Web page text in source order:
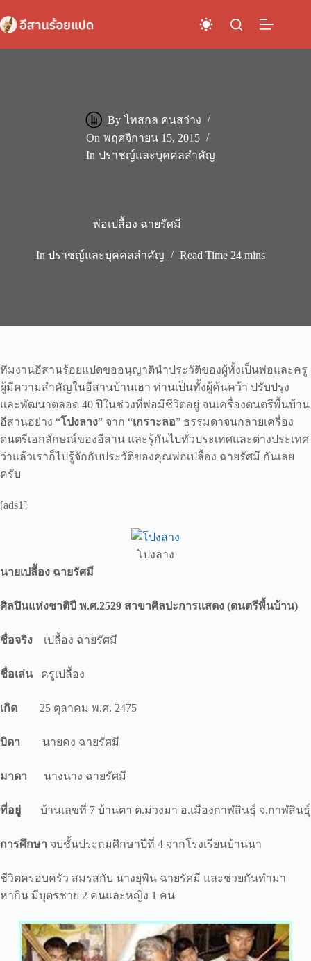
to
content
By ไทสกล คนสว่าง
On พฤศจิกายน 15, 2015
In ปราชญ์และบุคคลสำคัญ
พ่อเปลื้อง ฉายรัศมี
In ปราชญ์และบุคคลสำคัญ Read Time 24 mins
ทีมงานอีสานร้อยแปดขออนุญาตินำประวัติของผู้ทั้งเป็นพ่อและครู
ผู้มีความสำคัญในอีสานบ้านเฮา ท่านเป็นทั้งผู้ค้นคว้า ปรับปรุง
และพัฒนาตลอด 40 ปีในช่วงที่พ่อมีชีวิตอยู่ จนเครื่องดนตรีพื้นบ้าน
อีสานอย่าง “โปงลาง” จาก “เกราะลอ” ธรรมดาจนกลายเครื่อง
ดนตรีเอกลักษณ์ของอีสาน และรู้กันไปทั่วประเทศและต่างประเทศ
ว่าแล้วเราก็ไปรู้จักกับประวัติของคุณพ่อเปลื้อง ฉายรัศมี กันเลย
ครับ
[ads1]
โปงลาง
นายเปลื้อง ฉายรัศมี
ศิลปินแห่งชาติปี พ.ศ.2529 สาขาศิลปะการแสดง (ดนตรีพื้นบ้าน)
ชื่อจริง เปลื้อง ฉายรัศมี
ชื่อเล่นครูเปลื้อง
เกิด 25 ตุลาคม พ.ศ. 2475
บิดา นายคง ฉายรัศมี
มาดา นางนาง ฉายรัศมี
ที่อยู่ บ้านเลขที่ 7 บ้านตา ต.ม่วงมา อ.เมืองกาฬสินธุ์ จ.กาฬสินธุ์
การศึกษา จบชั้นประถมศึกษาปีที่ 4 จากโรงเรียนบ้านนา
ชีวิตครอบครัว สมรสกับ นางยุพิน ฉายรัศมี และช่วยกันทำมา
หากิน มีบุตรชาย 2 คนและหญิง 1 คน